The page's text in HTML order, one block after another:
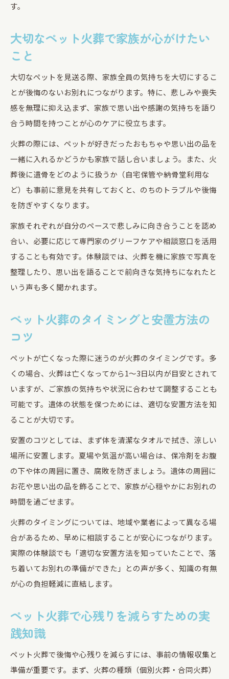
す。
大切なペット火葬で家族が心がけたい
こと
大切なペットを見送る際、家族全員の気持ちを大切にするこ
とが後悔のないお別れにつながります。特に、悲しみや喪失
感を無理に抑え込まず、家族で思い出や感謝の気持ちを語り
合う時間を持つことが心のケアに役立ちます。
火葬の際には、ペットが好きだったおもちゃや思い出の品を
一緒に入れるかどうかも家族で話し合いましょう。また、火
葬後に遺骨をどのように扱うか（自宅保管や納骨堂利用な
ど）も事前に意見を共有しておくと、のちのトラブルや後悔
を防ぎやすくなります。
家族それぞれが自分のペースで悲しみに向き合うことを認め
合い、必要に応じて専門家のグリーフケアや相談窓口を活用
することも有効です。体験談では、火葬を機に家族で写真を
整理したり、思い出を語ることで前向きな気持ちになれたと
いう声も多く聞かれます。
ペット火葬のタイミングと安置方法の
コツ
ペットが亡くなった際に迷うのが火葬のタイミングです。多
くの場合、火葬は亡くなってから1～3日以内が目安とされて
いますが、ご家族の気持ちや状況に合わせて調整することも
可能です。遺体の状態を保つためには、適切な安置方法を知
ることが大切です。
安置のコツとしては、まず体を清潔なタオルで拭き、涼しい
場所に安置します。夏場や気温が高い場合は、保冷剤をお腹
の下や体の周囲に置き、腐敗を防ぎましょう。遺体の周囲に
お花や思い出の品を飾ることで、家族が心穏やかにお別れの
時間を過ごせます。
火葬のタイミングについては、地域や業者によって異なる場
合があるため、早めに相談することが安心につながります。
実際の体験談でも「適切な安置方法を知っていたことで、落
ち着いてお別れの準備ができた」との声が多く、知識の有無
が心の負担軽減に直結します。
ペット火葬で心残りを減らすための実
践知識
ペット火葬で後悔や心残りを減らすには、事前の情報収集と
準備が重要です。まず、火葬の種類（個別火葬・合同火葬）